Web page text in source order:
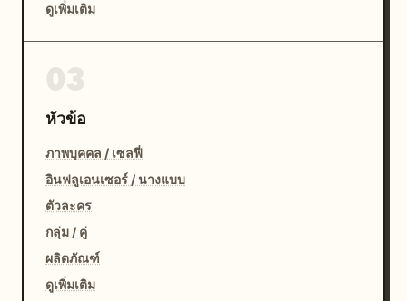
ดูเพิ่มเติม
หัวข้อ
ภาพบุคคล / เซลฟี่
อินฟลูเอนเซอร์ / นางแบบ
ตัวละคร
กลุ่ม / คู่
ผลิตภัณฑ์
ดูเพิ่มเติม